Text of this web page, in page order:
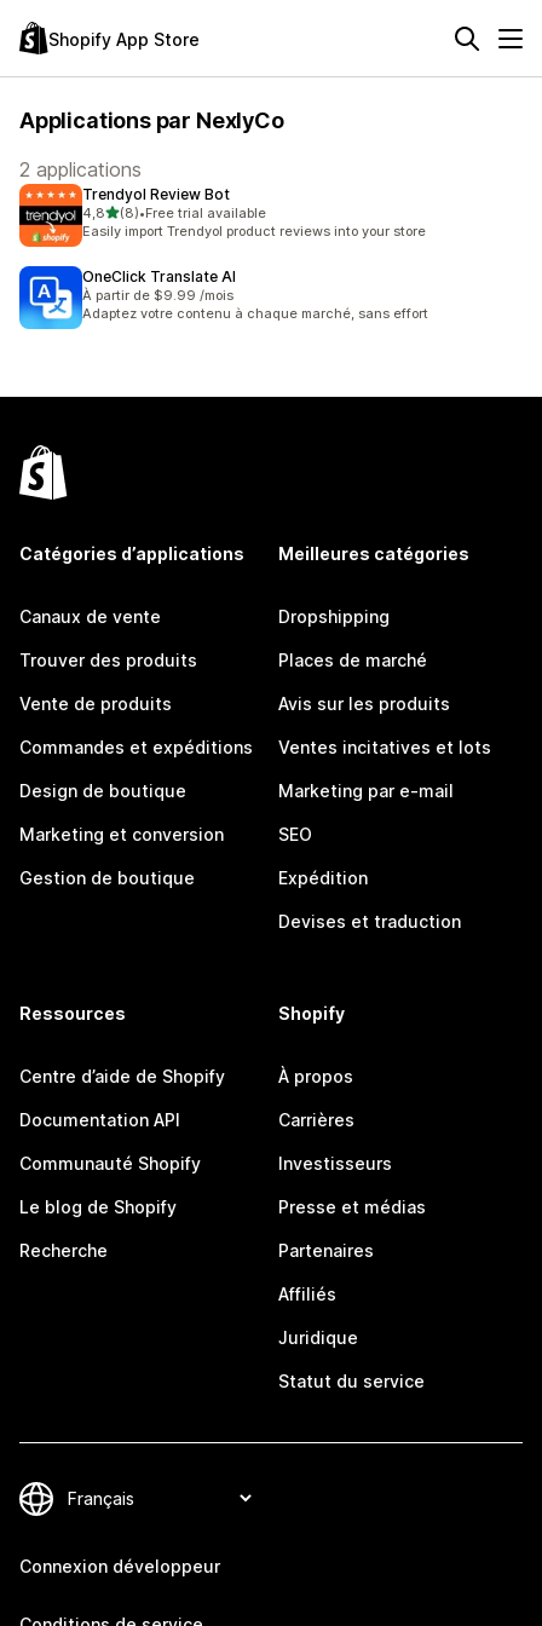
Shopify App Store
Applications par NexlyCo
2 applications
Trendyol Review Bot
4,8étoile(s) sur 5
(8)
8 avis au total
•Free trial available
Easily import Trendyol product reviews into your store
OneClick Translate AI
À partir de $9.99 /mois
Adaptez votre contenu à chaque marché, sans effort
Catégories d’applications
Canaux de vente
Trouver des produits
Vente de produits
Commandes et expéditions
Design de boutique
Marketing et conversion
Gestion de boutique
Meilleures catégories
Dropshipping
Places de marché
Avis sur les produits
Ventes incitatives et lots
Marketing par e-mail
SEO
Expédition
Devises et traduction
Ressources
Centre d’aide de Shopify
Documentation API
Communauté Shopify
Le blog de Shopify
Recherche
Shopify
À propos
Carrières
Investisseurs
Presse et médias
Partenaires
Affiliés
Juridique
Statut du service
Connexion développeur